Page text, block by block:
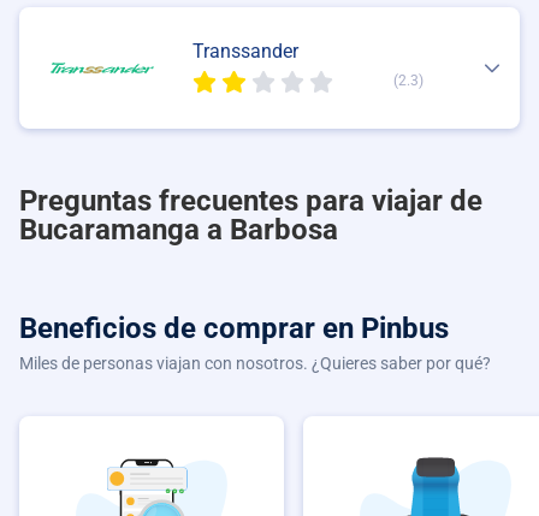
Transsander
(2.3)
Preguntas frecuentes para viajar de
Bucaramanga a Barbosa
Beneficios de comprar en Pinbus
Miles de personas viajan con nosotros. ¿Quieres saber por qué?